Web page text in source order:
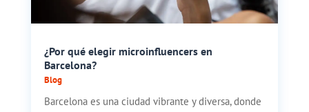
¿Por qué elegir microinfluencers en
Barcelona?
Blog
Barcelona es una ciudad vibrante y diversa, donde